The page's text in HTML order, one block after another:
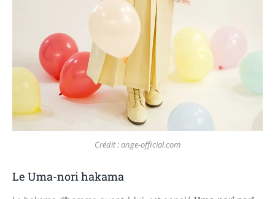
Crédit : ange-official.com
Le Uma-nori hakama